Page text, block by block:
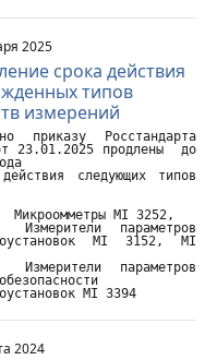
2025
срока действия
типов
измерений
приказу Росстандарта
23.01.2025 продлены  до
следующих типов
MI 3152, MI
MI 3394
2024